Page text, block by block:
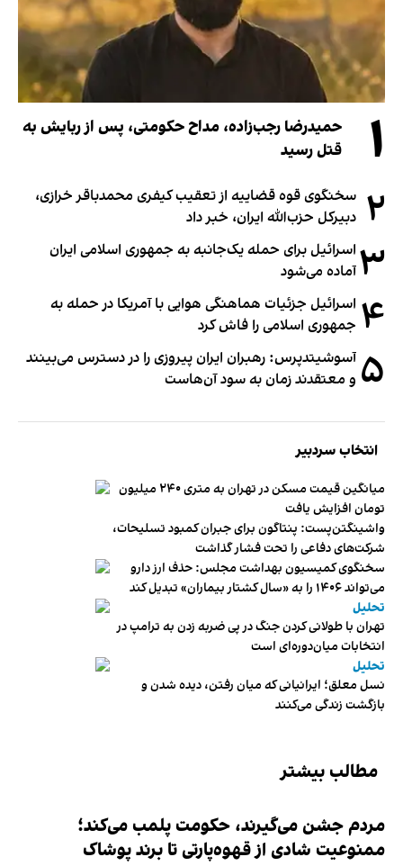
۱
حمیدرضا رجب‌زاده، مداح حکومتی، پس از ربایش به
قتل رسید
۲ سخنگوی قوه قضاییه از تعقیب کیفری محمدباقر خرازی،
دبیر‌کل حزب‌الله ایران، خبر داد
۳ اسرائیل برای حمله یک‌جانبه به جمهوری اسلامی ایران
آماده می‌شود
۴ اسرائیل جزئیات هماهنگی هوایی با آمریکا در حمله به
جمهوری اسلامی را فاش کرد
۵ آسوشیتدپرس: رهبران ایران پیروزی را در دسترس می‌بینند
و معتقدند زمان به سود آن‌هاست
انتخاب سردبیر
میانگین قیمت مسکن در تهران به متری ۲۴۰ میلیون
تومان افزایش یافت
واشینگتن‌پست: پنتاگون برای جبران کمبود تسلیحات،
شرکت‌های دفاعی را تحت فشار گذاشت
سخنگوی کمیسیون بهداشت مجلس: حذف ارز دارو
می‌تواند ۱۴۰۶ را به «سال کشتار بیماران» تبدیل کند
تحلیل
تهران با طولانی کردن جنگ در پی ضربه زدن به ترامپ در
انتخابات میان‌دوره‌ای است
تحلیل
نسل معلق؛ ایرانیانی که میان رفتن، دیده شدن و
بازگشت زندگی می‌کنند
مطالب بیشتر
مردم جشن می‌گیرند، حکومت پلمب می‌کند؛
ممنوعیت شادی از قهوه‌پارتی تا برند پوشاک